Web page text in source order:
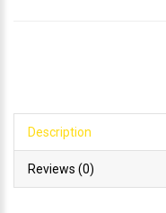
Description
Reviews (0)